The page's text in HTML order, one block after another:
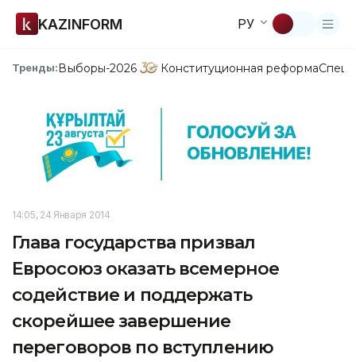
KAZINFORM РУ
Тренды:Выборы-2026 Конституционная реформа
14:05, 24 Января 2014
Глава государства призвал
Евросоюз оказать всемерное
содействие и поддержать
скорейшее завершение
переговоров по вступлению